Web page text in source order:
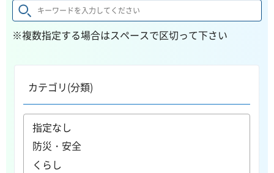
※複数指定する場合はスペースで区切って下さい
カテゴリ(分類)